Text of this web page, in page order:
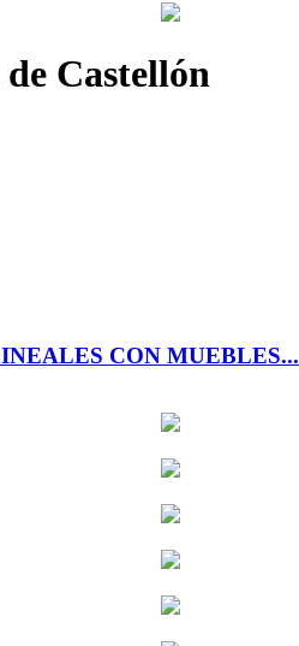
Castellón
CON MUEBLES...